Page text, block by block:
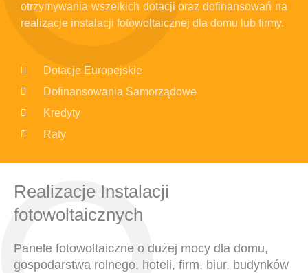
otrzymywania wszelkich dotacji oraz dofinansowań na
realizacje instalacji fotowoltaicznej dla domu lub firmy.
Dotacje Europejskie
Dofinansowania Samorządowe
Kredyty
Raty
Realizacje Instalacji
fotowoltaicznych
Panele fotowoltaiczne o dużej mocy dla domu,
gospodarstwa rolnego, hoteli, firm, biur, budynków